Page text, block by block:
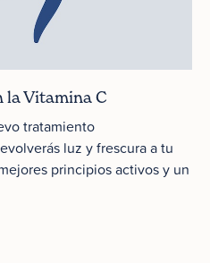
la Vitamina C
tratamiento
luz y frescura a tu
principios activos y un